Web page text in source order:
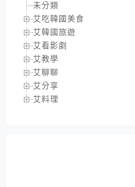
未分類
艾吃韓國美食
艾韓國旅遊
艾看影劇
艾教學
艾聊聊
艾分享
艾料理